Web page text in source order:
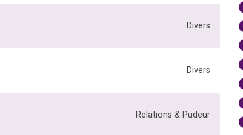
Divers
Divers
Relations & Pudeur